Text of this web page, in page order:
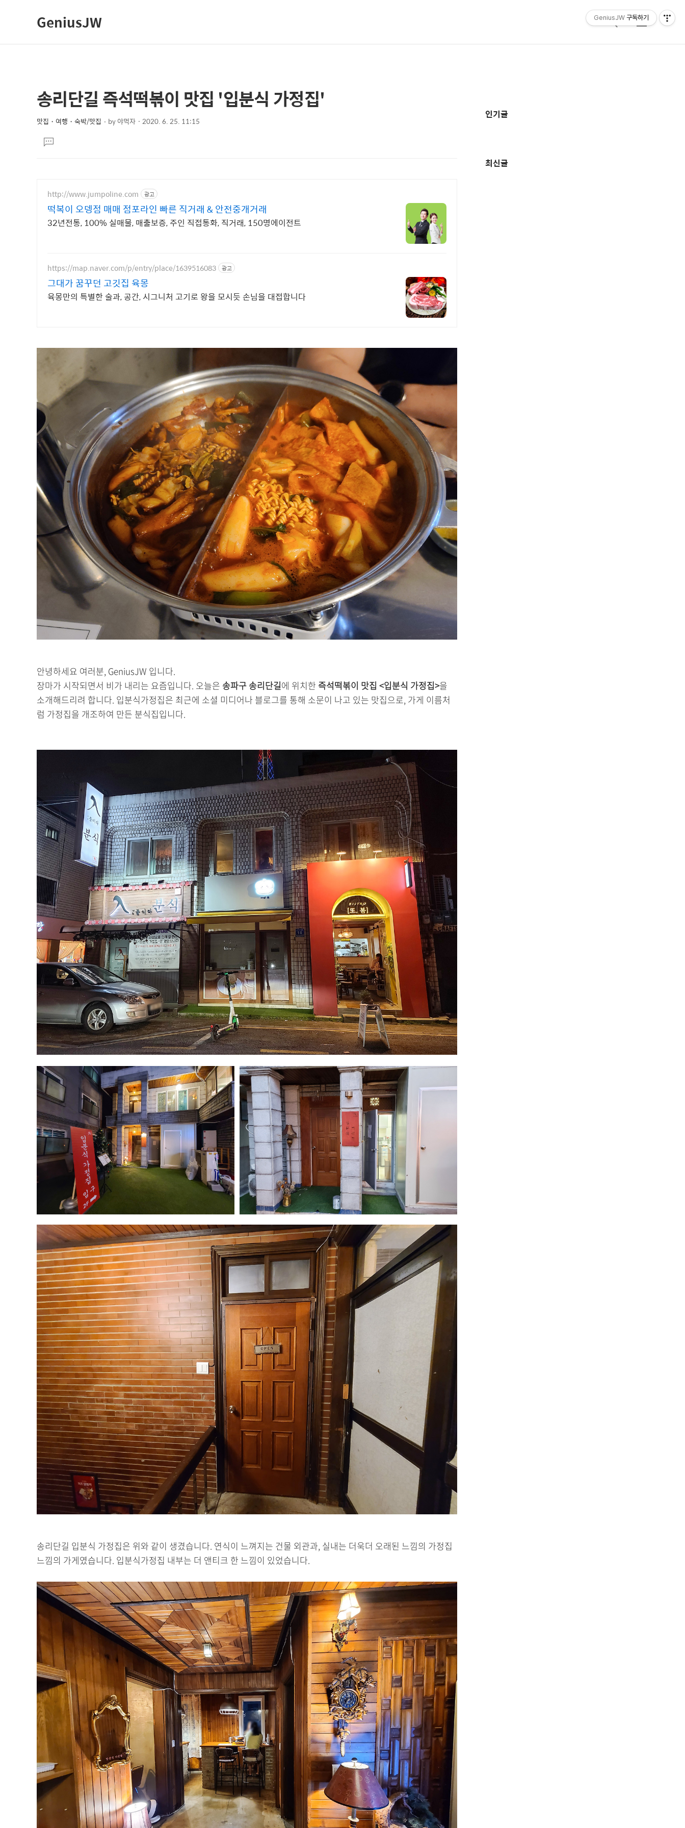
GeniusJW
검
메
상
세
컨
텐
본
문
제
송리단길 즉석떡볶이 맛집 '입분식 가정집'
맛집・여행・숙박/맛집 by야먹자 2020. 6. 25. 11:15
문댓
글
http://www.jumpoline.com 광고
떡복이 오뎅점 매매 점포라인 빠른 직거래 & 안전중개거래
32년전통, 100% 실매물, 매출보증, 주인 직접통화, 직거래, 150명에이전트
https://map.naver.com/p/entry/place/1639516083 광고
그대가 꿈꾸던 고깃집 육몽
육몽만의 특별한 술과, 공간, 시그니처 고기로 왕을 모시듯 손님을 대접합니다
안녕하세요 여러분, GeniusJW 입니다.
장마가 시작되면서 비가 내리는 요즘입니다. 오늘은 송파구 송리단길에 위치한 즉석떡볶이 맛집 <입분식 가정집>을
소개해드리려 합니다. 입분식가정집은 최근에 소셜 미디어나 블로그를 통해 소문이 나고 있는 맛집으로, 가게 이름처
럼 가정집을 개조하여 만든 분식집입니다.
송리단길 입분식 가정집은 위와 같이 생겼습니다. 연식이 느껴지는 건물 외관과, 실내는 더욱더 오래된 느낌의 가정집
느낌의 가게였습니다. 입분식가정집 내부는 더 앤티크 한 느낌이 있었습니다.
가
인기글
최신글
GeniusJW 구독하기